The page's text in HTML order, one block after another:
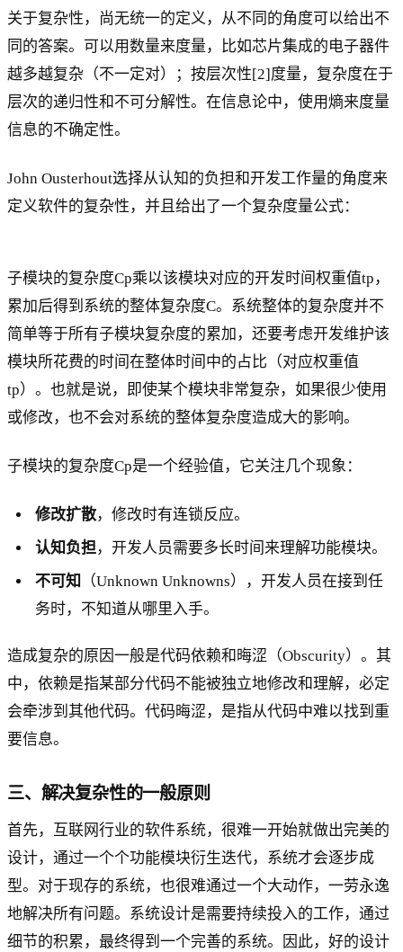
关于复杂性，尚无统一的定义，从不同的角度可以给出不
同的答案。可以用数量来度量，比如芯片集成的电子器件
越多越复杂（不一定对）；按层次性[2]度量，复杂度在于
层次的递归性和不可分解性。在信息论中，使用熵来度量
信息的不确定性。
John Ousterhout选择从认知的负担和开发工作量的角度来
定义软件的复杂性，并且给出了一个复杂度量公式：
子模块的复杂度Cp乘以该模块对应的开发时间权重值tp，
累加后得到系统的整体复杂度C。系统整体的复杂度并不
简单等于所有子模块复杂度的累加，还要考虑开发维护该
模块所花费的时间在整体时间中的占比（对应权重值
tp）。也就是说，即使某个模块非常复杂，如果很少使用
或修改，也不会对系统的整体复杂度造成大的影响。
子模块的复杂度Cp是一个经验值，它关注几个现象：
修改扩散，修改时有连锁反应。
认知负担 ，开发人员需要多长时间来理解功能模块。
不可知
（Unknown Unknowns），开发人员在接到任
务时，不知道从哪里入手。
造成复杂的原因一般是代码依赖和晦涩（Obscurity）。其
中，依赖是指某部分代码不能被独立地修改和理解，必定
会牵涉到其他代码。代码晦涩，是指从代码中难以找到重
要信息。
三、解决复杂性的一般原则
首先，互联网行业的软件系统，很难一开始就做出完美的
设计，通过一个个功能模块衍生迭代，系统才会逐步成
型。对于现存的系统，也很难通过一个大动作，一劳永逸
地解决所有问题。系统设计是需要持续投入的工作，通过
细节的积累，最终得到一个完善的系统。因此，好的设计